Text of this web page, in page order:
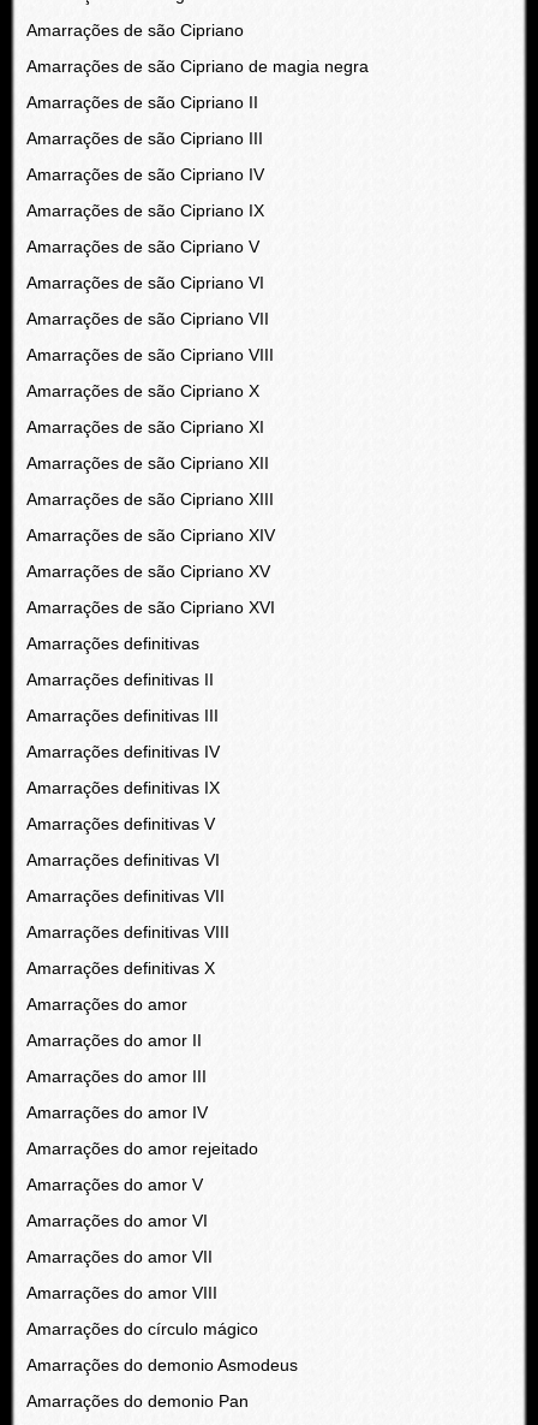
Amarrações de são Cipriano
Amarrações de são Cipriano de magia negra
Amarrações de são Cipriano II
Amarrações de são Cipriano III
Amarrações de são Cipriano IV
Amarrações de são Cipriano IX
Amarrações de são Cipriano V
Amarrações de são Cipriano VI
Amarrações de são Cipriano VII
Amarrações de são Cipriano VIII
Amarrações de são Cipriano X
Amarrações de são Cipriano XI
Amarrações de são Cipriano XII
Amarrações de são Cipriano XIII
Amarrações de são Cipriano XIV
Amarrações de são Cipriano XV
Amarrações de são Cipriano XVI
Amarrações definitivas
Amarrações definitivas II
Amarrações definitivas III
Amarrações definitivas IV
Amarrações definitivas IX
Amarrações definitivas V
Amarrações definitivas VI
Amarrações definitivas VII
Amarrações definitivas VIII
Amarrações definitivas X
Amarrações do amor
Amarrações do amor II
Amarrações do amor III
Amarrações do amor IV
Amarrações do amor rejeitado
Amarrações do amor V
Amarrações do amor VI
Amarrações do amor VII
Amarrações do amor VIII
Amarrações do círculo mágico
Amarrações do demonio Asmodeus
Amarrações do demonio Pan